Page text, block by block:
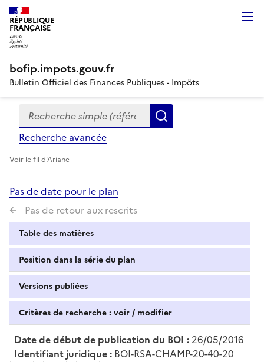
RÉPUBLIQUE
FRANÇAISE
bofip.impots.gouv.fr
Bulletin Officiel des Finances Publiques - Impôts
Formulaire
de
recherche
Recherche simple (références, mots clés, partie du
Recherche avancée
Voir le fil d'Ariane
Pas de date pour le plan
Pas de retour aux rescrits
Table des matières
Position dans la série du plan
Versions publiées
Critères de recherche : voir / modifier
Date de début de publication du BOI : 26/05/2016
Identifiant juridique : BOI-RSA-CHAMP-20-40-20